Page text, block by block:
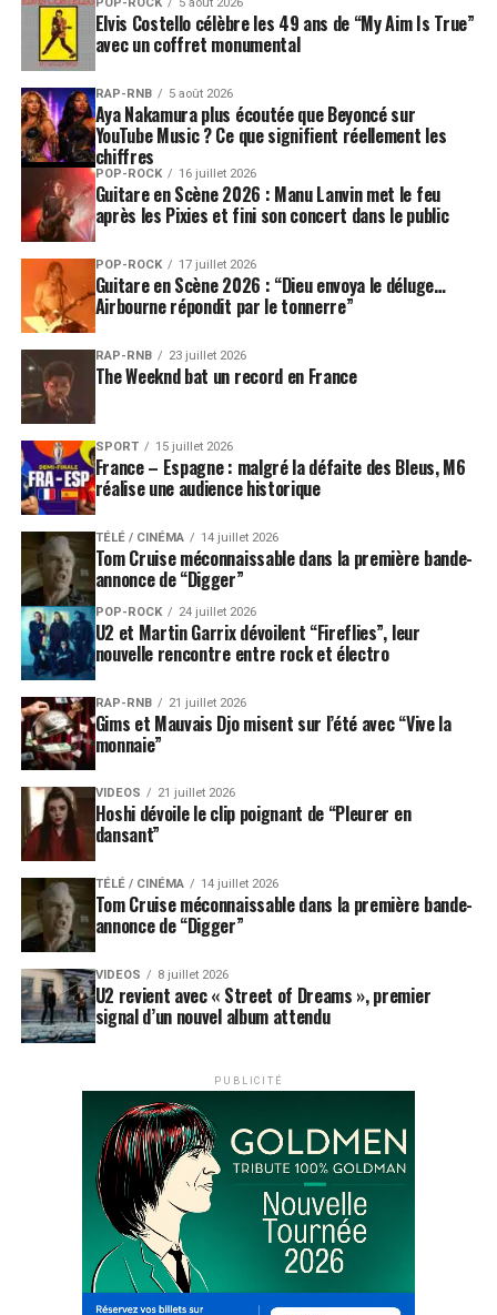
Elvis Costello célèbre les 49 ans de “My Aim Is True”
avec un coffret monumental
RAP-RNB 5 août 2026
Aya Nakamura plus écoutée que Beyoncé sur
YouTube Music ? Ce que signifient réellement les
chiffres
POP-ROCK 16 juillet 2026
Guitare en Scène 2026 : Manu Lanvin met le feu
après les Pixies et fini son concert dans le public
POP-ROCK 17 juillet 2026
Guitare en Scène 2026 : “Dieu envoya le déluge…
Airbourne répondit par le tonnerre”
RAP-RNB 23 juillet 2026
The Weeknd bat un record en France
SPORT 15 juillet 2026
France – Espagne : malgré la défaite des Bleus, M6
réalise une audience historique
TÉLÉ / CINÉMA 14 juillet 2026
Tom Cruise méconnaissable dans la première bande-
annonce de “Digger”
POP-ROCK 24 juillet 2026
U2 et Martin Garrix dévoilent “Fireflies”, leur
nouvelle rencontre entre rock et électro
RAP-RNB 21 juillet 2026
Gims et Mauvais Djo misent sur l’été avec “Vive la
monnaie”
VIDEOS 21 juillet 2026
Hoshi dévoile le clip poignant de “Pleurer en
dansant”
TÉLÉ / CINÉMA 14 juillet 2026
Tom Cruise méconnaissable dans la première bande-
annonce de “Digger”
VIDEOS 8 juillet 2026
U2 revient avec « Street of Dreams », premier
signal d’un nouvel album attendu
PUBLICITÉ